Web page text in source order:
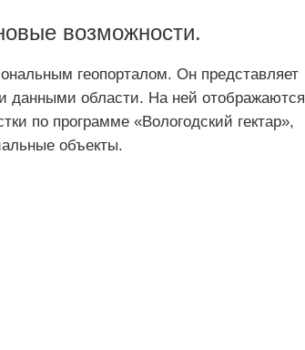
возможности.
геопорталом. Он представляет
данными области. На ней отображаются
по программе «Вологодский гектар»,
объекты.